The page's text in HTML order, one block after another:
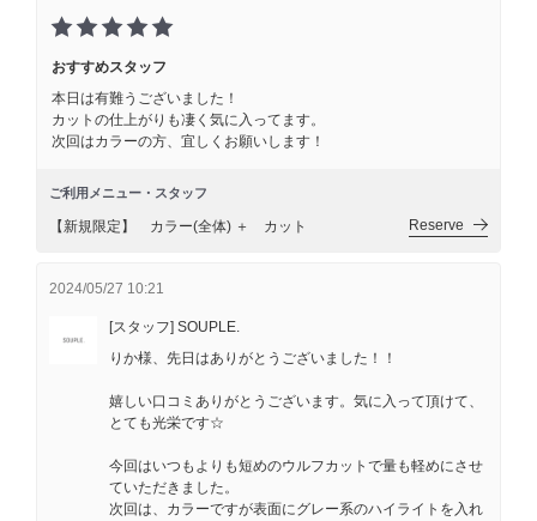
おすすめスタッフ
本日は有難うございました！
カットの仕上がりも凄く気に入ってます。
次回はカラーの方、宜しくお願いします！
ご利用メニュー・スタッフ
【新規限定】 カラー(全体) ＋ カット Reserve
2024/05/27 10:21
[スタッフ] SOUPLE.
りか様、先日はありがとうございました！！
嬉しい口コミありがとうございます。気に入って頂けて、
とても光栄です☆
今回はいつもよりも短めのウルフカットで量も軽めにさせ
ていただきました。
次回は、カラーですが表面にグレー系のハイライトを入れ